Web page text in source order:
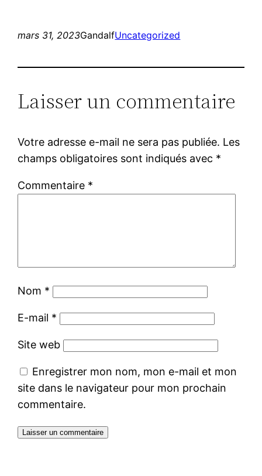
mars 31, 2023GandalfUncategorized
Laisser un commentaire
Votre adresse e-mail ne sera pas publiée. Les
champs obligatoires sont indiqués avec *
Commentaire *
Nom *
E-mail *
Site web
Enregistrer mon nom, mon e-mail et mon
site dans le navigateur pour mon prochain
commentaire.